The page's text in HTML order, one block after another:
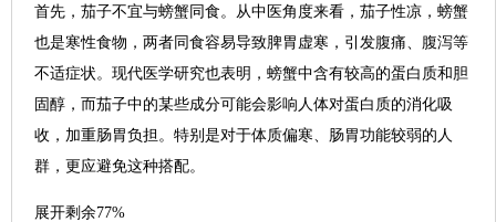
首先，茄子不宜与螃蟹同食。从中医角度来看，茄子性凉，螃蟹
也是寒性食物，两者同食容易导致脾胃虚寒，引发腹痛、腹泻等
不适症状。现代医学研究也表明，螃蟹中含有较高的蛋白质和胆
固醇，而茄子中的某些成分可能会影响人体对蛋白质的消化吸
收，加重肠胃负担。特别是对于体质偏寒、肠胃功能较弱的人
群，更应避免这种搭配。
展开剩余77%